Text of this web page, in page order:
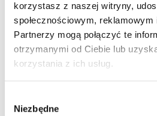
korzystasz z naszej witryny,
społecznościowym,
Partnerzy mogą połączyć te
otrzymanymi od Ciebie lub
korzystania z ich usług.
zgody
Niezbędne
Refectocil Oxidant 3%
16,90 zł